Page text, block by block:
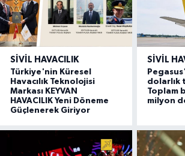
SIVIL HAVACILIK
Türkiye'nin Küresel
Havacılık Teknolojisi
Markası KEYVAN
HAVACILIK Yeni Döneme
Güçlenerek Giriyor
SIVIL
dolarlık
Toplam
milyon